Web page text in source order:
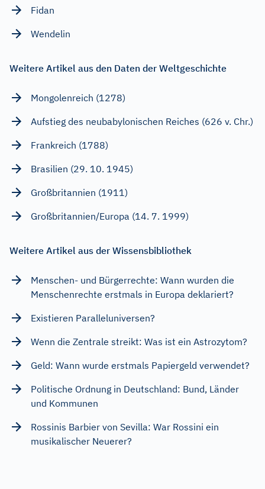
Fidan
Wendelin
Weitere Artikel aus den Daten der Weltgeschichte
Mongolenreich (1278)
Aufstieg des neubabylonischen Reiches (626 v. Chr.)
Frankreich (1788)
Brasilien (29. 10. 1945)
Großbritannien (1911)
Großbritannien/Europa (14. 7. 1999)
Weitere Artikel aus der Wissensbibliothek
Menschen- und Bürgerrechte: Wann wurden die
Menschenrechte erstmals in Europa deklariert?
Existieren Paralleluniversen?
Wenn die Zentrale streikt: Was ist ein Astrozytom?
Geld: Wann wurde erstmals Papiergeld verwendet?
Politische Ordnung in Deutschland: Bund, Länder
und Kommunen
Rossinis Barbier von Sevilla: War Rossini ein
musikalischer Neuerer?